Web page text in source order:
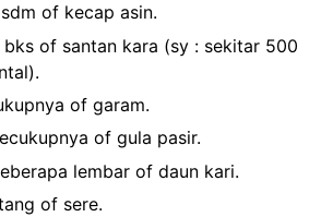
of kecap asin.
of santan kara (sy : sekitar 500
of garam.
of gula pasir.
lembar of daun kari.
of sere.